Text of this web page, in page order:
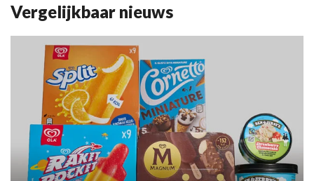
Vergelijkbaar nieuws